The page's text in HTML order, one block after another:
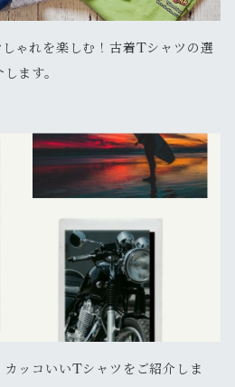
ゃれを楽しむ！古着Tシャツの選
ます。
ッコいいTシャツをご紹介しま